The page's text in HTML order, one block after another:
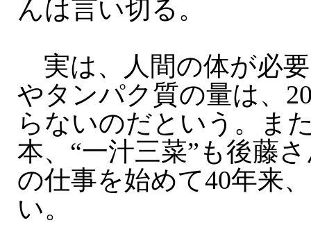
んは言い切る。
実は、人間の体が必
やタンパク質の量は、
らないのだという。ま
本、“一汁三菜”も後藤
の仕事を始めて40年来
い。